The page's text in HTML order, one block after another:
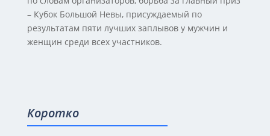
– Кубок Большой Невы, присуждаемый по
результатам пяти лучших заплывов у мужчин и
женщин среди всех участников.
Коротко